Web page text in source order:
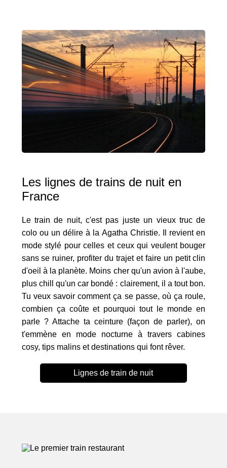
Les lignes de trains de nuit en
France
Le train de nuit, c'est pas juste un vieux truc de
colo ou un délire à la Agatha Christie. Il revient en
mode stylé pour celles et ceux qui veulent bouger
sans se ruiner, profiter du trajet et faire un petit clin
d'oeil à la planète. Moins cher qu'un avion à l'aube,
plus chill qu'un car bondé : clairement, il a tout bon.
Tu veux savoir comment ça se passe, où ça roule,
combien ça coûte et pourquoi tout le monde en
parle ? Attache ta ceinture (façon de parler), on
t'emmène en mode nocturne à travers cabines
cosy, tips malins et destinations qui font rêver.
Lignes de train de nuit